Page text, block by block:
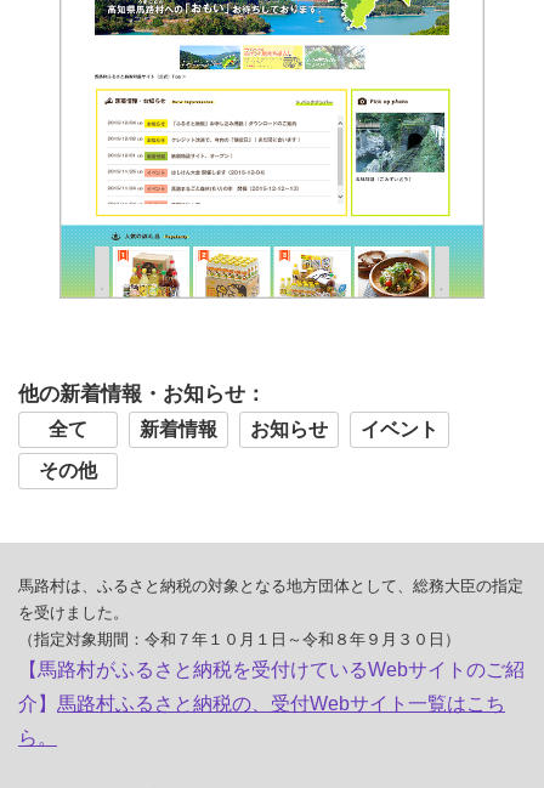
他の新着情報・お知らせ：
全て 新着情報 お知らせ
イベント
その他
馬路村は、ふるさと納税の対象となる地方団体として、総務大臣の指定
を受けました。
（指定対象期間：令和７年１０月１日～令和８年９月３０日）
【馬路村がふるさと納税を受付けているWebサイトのご紹
介】 馬路村ふるさと納税の、受付Webサイト一覧はこち
ら。